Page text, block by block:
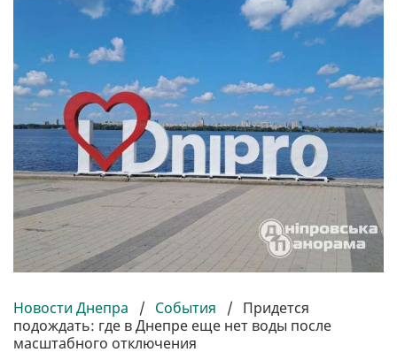
Новости Днепра / События / Придется
подождать: где в Днепре еще нет воды после
масштабного отключения